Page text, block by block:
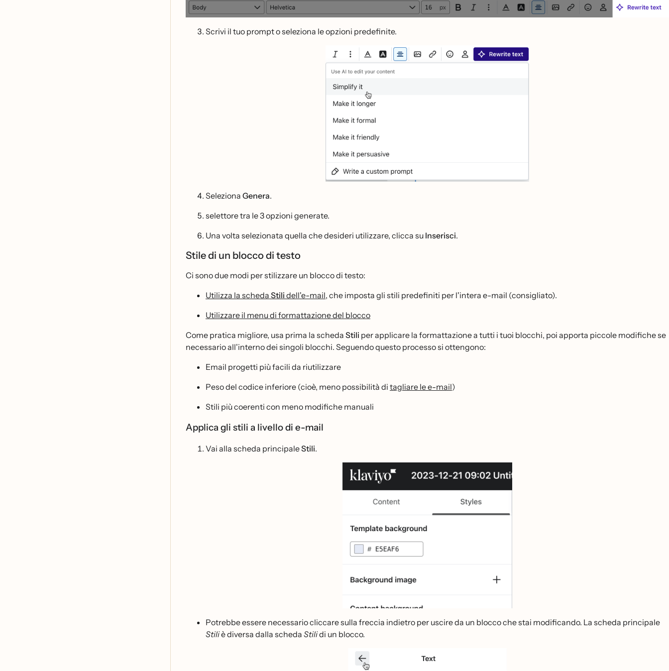
Scrivi il tuo prompt o seleziona le opzioni predefinite.
Seleziona Genera.
selettore tra le 3 opzioni generate.
Una volta selezionata quella che desideri utilizzare, clicca su Inserisci.
Stile di un blocco di testo
Ci sono due modi per stilizzare un blocco di testo:
Utilizza la scheda Stili dell'e-mail, che imposta gli stili predefiniti per l'intera e-mail (consigliato).
Utilizzare il menu di formattazione del blocco
Come pratica migliore, usa prima la scheda Stili per applicare la formattazione a tutti i tuoi blocchi, poi apporta piccole modifiche se
necessario all'interno dei singoli blocchi. Seguendo questo processo si ottengono:
Email progetti più facili da riutilizzare
Peso del codice inferiore (cioè, meno possibilità di tagliare le e-mail)
Stili più coerenti con meno modifiche manuali
Applica gli stili a livello di e-mail
Vai alla scheda principaleStili.
Potrebbe essere necessario cliccare sulla freccia indietro per uscire da un blocco che stai modificando. La scheda principale
Stiliè diversa dalla scheda Stilidi un blocco.